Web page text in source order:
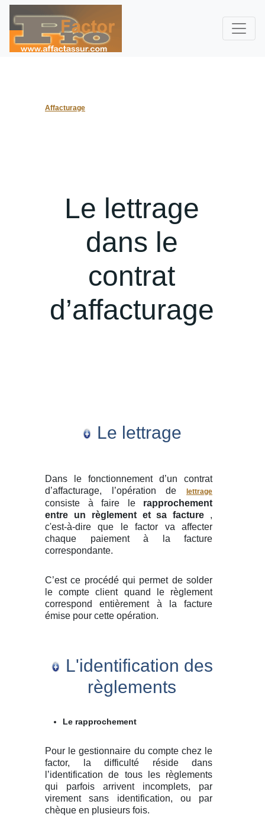
Affacturage
Le lettrage
dans le
contrat
d’affacturage
Le lettrage
Dans le fonctionnement d’un contrat
d’affacturage, l’opération de
lettrage
consiste à faire le rapprochement
entre un règlement et sa facture ,
c'est-à-dire que le factor va affecter
chaque paiement à la facture
correspondante.
C’est ce procédé qui permet de solder
le compte client quand le règlement
correspond entièrement à la facture
émise pour cette opération.
L'identification des
règlements
Le rapprochement
Pour le gestionnaire du compte chez le
factor, la difficulté réside dans
l’identification de tous les règlements
qui parfois arrivent incomplets, par
virement sans identification, ou par
chèque en plusieurs fois.